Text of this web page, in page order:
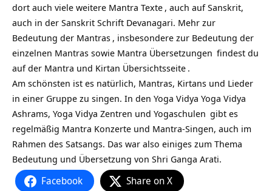
dort auch viele weitere Mantra Texte , auch auf Sanskrit,
auch in der Sanskrit Schrift Devanagari. Mehr zur
Bedeutung der Mantras , insbesondere zur Bedeutung der
einzelnen Mantras sowie Mantra Übersetzungen findest du
aufder Mantra und Kirtan Übersichtsseite .
Am schönsten ist es natürlich, Mantras, Kirtans und Lieder
in einer Gruppe zu singen. In den Yoga Vidya Yoga Vidya
Ashrams, Yoga Vidya Zentren und Yogaschulen gibt es
regelmäßig Mantra Konzerte und Mantra-Singen, auch im
Rahmen des Satsangs. Das war also einiges zum Thema
Bedeutung und Übersetzung von Shri Ganga Arati.
Facebook Share on X